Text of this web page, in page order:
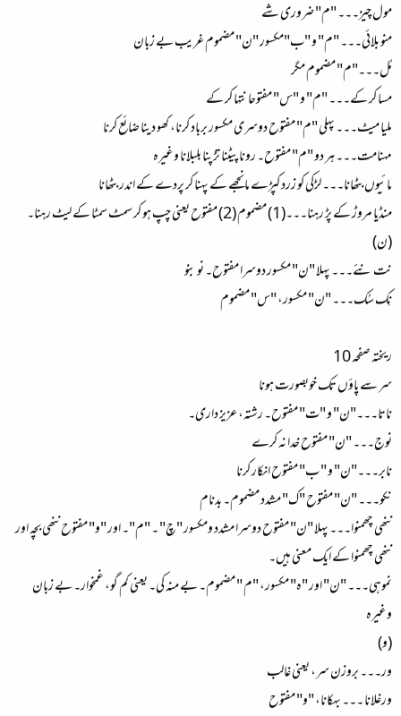
مول چیز۔۔۔ "م" ضروری شے
منو بلائی۔۔۔ "م" و "ب"مکسور "ن" مضموم غریب بے زبان
مُل۔۔۔"م" مضموم مگر
مسا کر کے۔۔۔ "م" و "س" مفتوحانتہا کر کے
ملیا میٹ۔۔۔ پہلی "م" مفتوح دوسری مکسور برباد کرنا، کھو دینا ضائع کرنا
مہنامت۔۔۔ ہر دو "م" مفتوح۔ رونا پیٹنا تڑپنا بلبلانا وغیرہ
مائیوں بٹھانا۔۔۔ لڑکی کو زرد کپڑے مانجھے کے پہنا کر پردے کے اندر بٹھانا
منڈیا مروڑ کے پڑ رہنا۔۔۔(1) مضموم (2) مفتوح یعنی چپ ہو کر سمٹ سمٹا کے لیٹ رہنا۔
(ن)
نت نئے۔۔۔ پہلا "ن" مکسور دوسرا مفتوح۔ نو بنو
نِک سُک۔۔۔ "ن" مکسور، "س" مضموم
ریختہ صفحہ 10
سر سے پاؤں تک خوبصورت ہونا
ناتا۔۔۔"ن" و "ت" مفتوح۔ رشتہ، عزیز داری۔
نوج۔۔۔ "ن" مفتوح خدا نہ کرے
نابر۔۔۔"ن" و " ب" مفتوح انکار کرنا
نکو۔۔۔ "ن" مفتوح "ک" مشدد مضموم۔ بدنام
ننھی چھمنوا۔۔۔ پہلا "ن" مفتوح دوسرا مشدد ومکسور "چ" ۔ "م"۔ اور "و" مفتوح ننھی بچہ اور
ننھی چھمنوا کے ایک معنی ہیں۔
نموہی۔۔۔ "ن" اور "ہ" مکسور، "م " مضموم۔ بے منہ کی۔ یعنی کم گو، غمخوار۔ بے زبان
وغیرہ
(و)
ور۔۔۔ بروزن سر، یعنی غالب
ورغلانا ۔۔۔ بہکانا، "و" مفتوح